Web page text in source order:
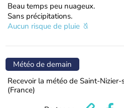
Beau temps peu nuageux.
Sans précipitations.
Aucun risque de pluie
Météo de demain
Recevoir la météo de Saint-Nizier-
(France)